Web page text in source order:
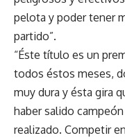
pelota y poder tener
partido”.
“Éste título es un
todos éstos meses,
muy dura y ésta gira
haber salido
realizado. Competir